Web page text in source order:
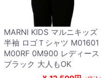
MARNI KIDS マルニキッズ
半袖 ロゴＴシャツ M01601
M00RF 0M900 レディース
ブラック 大人もOK